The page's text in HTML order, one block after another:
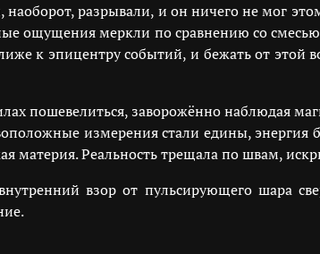
наоборот, разрывали, и он ничего не мог
ощущения меркли по сравнению со
к эпицентру событий, и бежать от этой
пошевелиться, заворожённо наблюдая
измерения стали едины,
материя. Реальность трещала по швам,
взор от пульсирующего шара